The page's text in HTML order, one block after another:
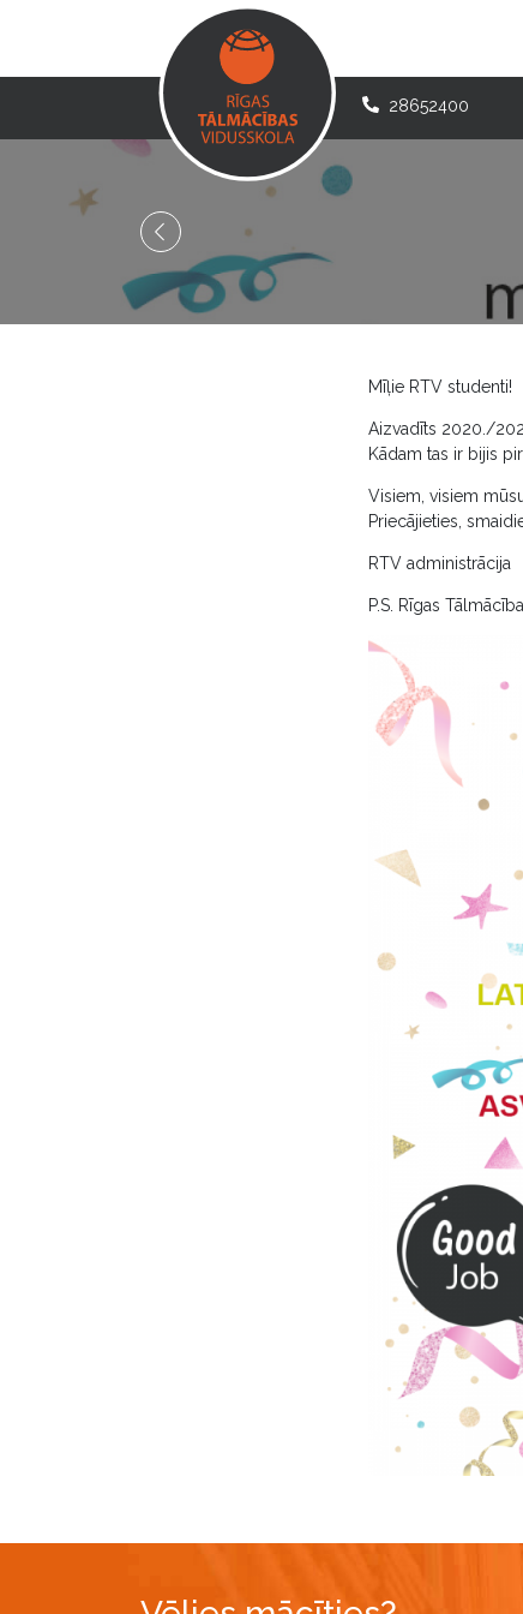
28652400
Mīļie RTV studenti!
Aizvadīts 2020./
Kādam tas ir bijis
Visiem, visiem
Priecājieties,
RTV administrācija
P.S. Rīgas